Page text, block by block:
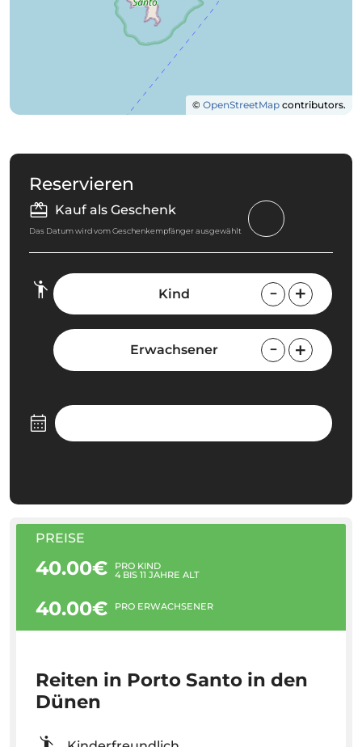
© OpenStreetMap contributors.
Reservieren
Kauf als Geschenk
Das Datum wird vom Geschenkempfänger ausgewählt
Kind
Erwachsener
PREISE
40.00€ PRO KIND
4 BIS 11 JAHRE ALT
40.00€ PRO ERWACHSENER
Reiten in Porto Santo in den
Dünen